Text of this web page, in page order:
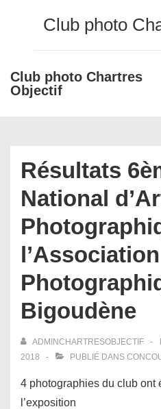
principal
Club photo
Club photo Chartres
Objectif
Résultats
National
l’Association
Bigoudène
ADMINCHARTRESOBJECTIF
2018
PUBLIÉ DANS
4 photographies du club ont
l’exposition